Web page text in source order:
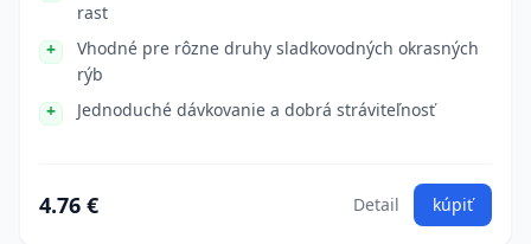
rast
Vhodné pre rôzne druhy sladkovodných okrasných
rýb
Jednoduché dávkovanie a dobrá stráviteľnosť
4.76 € Detail kúpiť